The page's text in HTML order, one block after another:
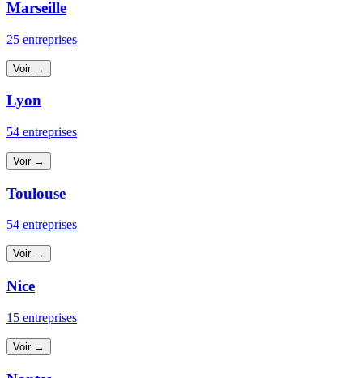
Marseille
25 entreprises
Voir →
Lyon
54 entreprises
Voir →
Toulouse
54 entreprises
Voir →
Nice
15 entreprises
Voir →